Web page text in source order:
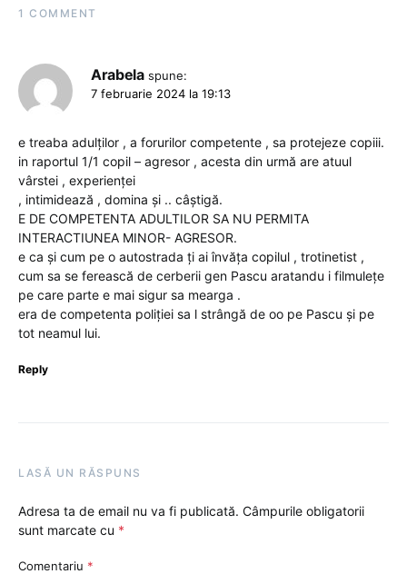
1 COMMENT
Arabela spune:
7 februarie 2024 la 19:13
e treaba adulților , a forurilor competente , sa protejeze copiii.
in raportul 1/1 copil – agresor , acesta din urmă are atuul
vârstei , experienței
, intimidează , domina și .. câștigă.
E DE COMPETENTA ADULTILOR SA NU PERMITA
INTERACTIUNEA MINOR- AGRESOR.
e ca și cum pe o autostrada ți ai învăța copilul , trotinetist ,
cum sa se ferească de cerberii gen Pascu aratandu i filmulețe
pe care parte e mai sigur sa mearga .
era de competenta poliției sa l strângă de oo pe Pascu și pe
tot neamul lui.
Reply
LASĂ UN RĂSPUNS
Adresa ta de email nu va fi publicată. Câmpurile obligatorii
sunt marcate cu *
Comentariu *